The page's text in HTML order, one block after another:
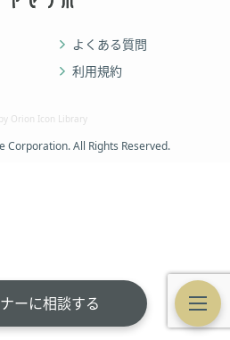
ーに相談する
よくある質問
利用規約
Orion Icon Library
Corporation. All Rights Reserved.